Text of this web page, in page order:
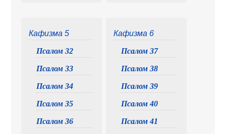
Кафизма 5
Псалом 32
Псалом 33
Псалом 34
Псалом 35
Псалом 36
Кафизма 6
Псалом 37
Псалом 38
Псалом 39
Псалом 40
Псалом 41